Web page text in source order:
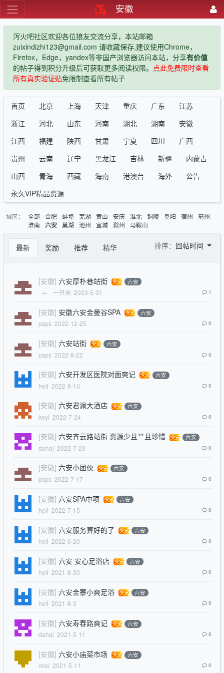
安徽
泻火吧社区欢迎各位狼友交流分享，本站邮箱
zuixindizhi123@gmail.com 请收藏保存,建议使用Chrome，
Firefox，Edge，yandex等非国产浏览器访问本站，分享有价值
的帖子得到积分升级后可获取更多阅读权限。 点此免费限时查看
所有真实验证贴免限制查看所有帖子
首页 北京 上海 天津 重庆 广东
江苏
浙江
河北 山东 河南 湖北 湖南
安徽
江西
福建 陕西 甘肃 宁夏 四川
广西
贵州
云南 辽宁 黑龙江 吉林 新疆
内蒙古
山西
青海 西藏 海南 港澳台 海外
公告
永久VIP精品资源
城区： 全部 合肥 蚌埠 芜湖 黄山 安庆 淮北 铜陵 阜阳 宿州
亳州
淮南 六安 巢湖 池州 宣城 滁州 马鞍山
最新 奖励 推荐 精华 排序： 回帖时间
[安徽] 六安厚朴巷站街 六安
← 一只米 2023-5-31 1
[安徽] 安徽六安金曼谷SPA 六安
psps 2022-12-25 0
[安徽] 六安站街 六安
psps 2022-8-22 0
[安徽] 六安开发区医院对面爽记 六安
heli 2022-8-10 0
[安徽] 六安君澜大酒店 六安
keyi 2022-7-24 0
[安徽] 六安齐云路站街 资源少且艹且珍惜 六安
dahai 2022-7-23 0
[安徽] 六安小团伙 六安
psps 2022-7-17 0
[安徽] 六安SPA中项 六安
heli 2022-7-15 0
[安徽] 六安服务算好的了 六安
heli 2022-6-20 0
[安徽] 六安 安心足浴店 六安
heli 2021-8-30 0
[安徽] 六安金寨小爽足浴 六安
heli 2021-8-3 0
[安徽] 六安寿春路爽记 六安
dahai 2021-5-11 0
[安徽] 六安小庙菜市场 六安
mixi 2021-5-11 0